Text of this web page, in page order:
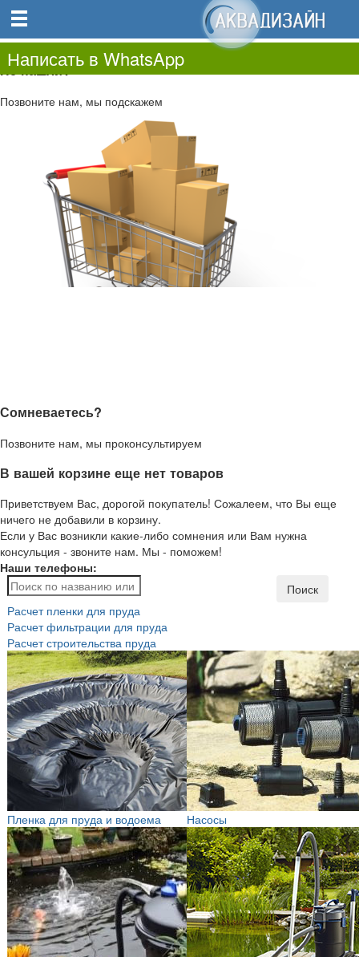
0.00
0
Не нашли?
Позвоните нам, мы подскажем
Сомневаетесь?
Позвоните нам, мы проконсультируем
В вашей корзине еще нет товаров
Приветствуем Вас, дорогой покупатель! Сожалеем, что Вы еще
ничего не добавили в корзину.
Если у Вас возникли какие-либо сомнения или Вам нужна
консульция - звоните нам. Мы - поможем!
Наши телефоны:
Написать в WhatsApp
Поиск
Расчет пленки для пруда
Расчет фильтрации для пруда
Расчет строительства пруда
Пленка для пруда и водоема Насосы